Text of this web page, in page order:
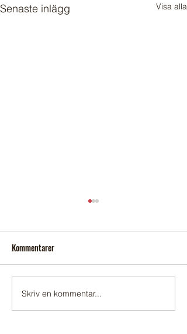
Senaste inlägg Visa alla
Sopsortering
Kommentarer
Skriv en kommentar...